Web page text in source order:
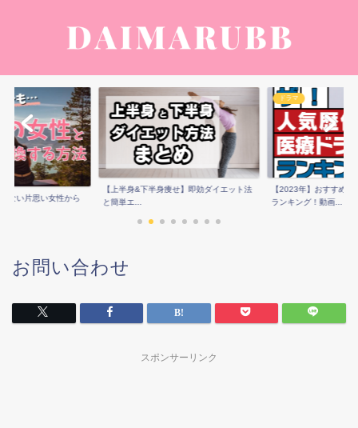
ない片思い女性から
【上半身&下半身痩せ】即効ダイエット法
と簡単エ...
ドラマ
【2023年】おすすめ
ランキング！動画...
お問い合わせ
スポンサーリンク